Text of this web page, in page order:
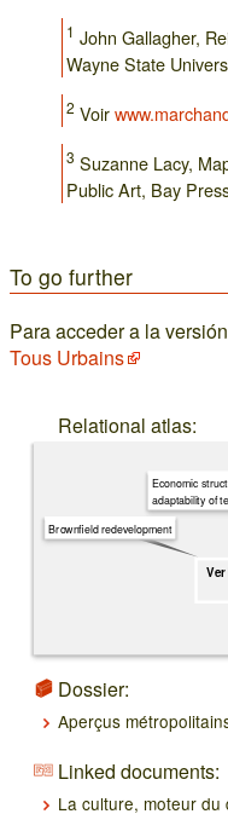
1 John Gallagher,
Wayne State
2 Voir
3 Suzanne Lacy,
Public Art, Bay
To go further
Para acceder a la
Tous Urbains
Relational atlas:
Economic
adaptability of
Brownfield redevelopment
Dossier:
Aperçus
Linked documents:
La culture, moteur